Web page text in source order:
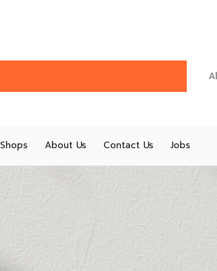
Shops About Us Contact Us Jobs